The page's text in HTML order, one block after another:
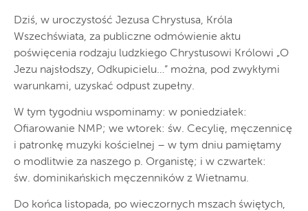
Dziś, w uroczystość Jezusa Chrystusa, Króla
Wszechświata, za publiczne odmówienie aktu
poświęcenia rodzaju ludzkiego Chrystusowi Królowi „O
Jezu najsłodszy, Odkupicielu…” można, pod zwykłymi
warunkami, uzyskać odpust zupełny.
W tym tygodniu wspominamy: w poniedziałek:
Ofiarowanie NMP; we wtorek: św. Cecylię, męczennicę
i patronkę muzyki kościelnej – w tym dniu pamiętamy
o modlitwie za naszego p. Organistę; i w czwartek:
św. dominikańskich męczenników z Wietnamu.
Do końca listopada, po wieczornych mszach świętych,